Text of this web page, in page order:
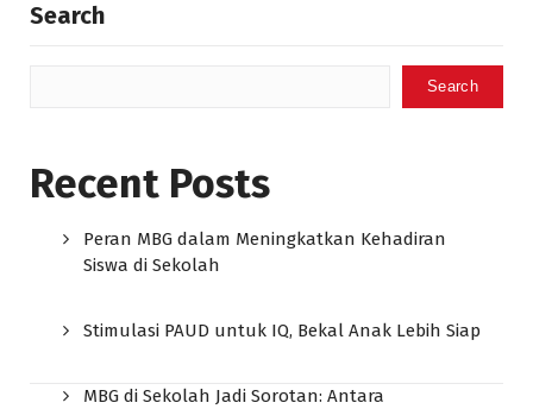
Search
Search
Recent Posts
Peran MBG dalam Meningkatkan Kehadiran
Siswa di Sekolah
Stimulasi PAUD untuk IQ, Bekal Anak Lebih Siap
MBG di Sekolah Jadi Sorotan: Antara